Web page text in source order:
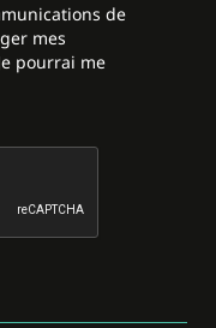
de
mes
pourrai me